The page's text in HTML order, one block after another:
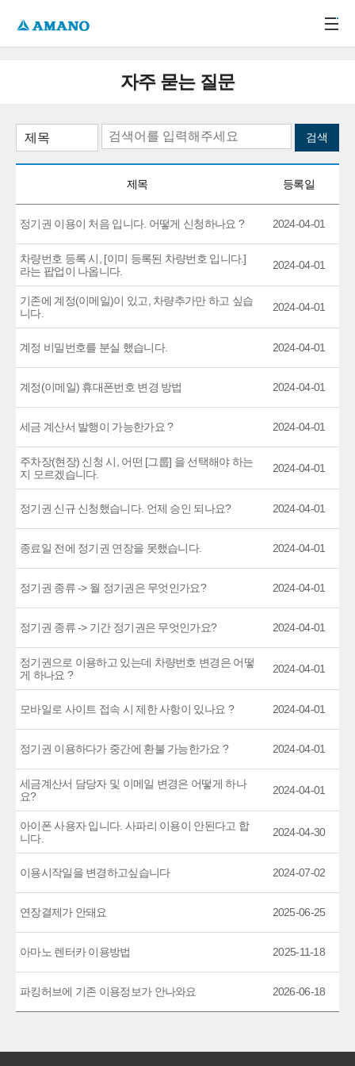
자주 묻는 질문
제목 등록일
정기권 이용이 처음 입니다. 어떻게 신청하나요 ? 2024-04-01
차량번호 등록 시, [이미 등록된 차량번호 입니다.]
라는 팝업이 나옵니다.
2024-04-01
기존에 계정(이메일)이 있고, 차량추가만 하고 싶습
니다.
2024-04-01
계정 비밀번호를 분실 했습니다. 2024-04-01
계정(이메일) 휴대폰번호 변경 방법 2024-04-01
세금 계산서 발행이 가능한가요 ? 2024-04-01
주차장(현장) 신청 시, 어떤 [그룹] 을 선택해야 하는
지 모르겠습니다.
2024-04-01
정기권 신규 신청했습니다. 언제 승인 되나요? 2024-04-01
종료일 전에 정기권 연장을 못했습니다. 2024-04-01
정기권 종류 -> 월 정기권은 무엇인가요? 2024-04-01
정기권 종류 -> 기간 정기권은 무엇인가요? 2024-04-01
정기권으로 이용하고 있는데 차량번호 변경은 어떻
게 하나요 ?
2024-04-01
모바일로 사이트 접속 시 제한 사항이 있나요 ? 2024-04-01
정기권 이용하다가 중간에 환불 가능한가요 ? 2024-04-01
세금계산서 담당자 및 이메일 변경은 어떻게 하나
요?
2024-04-01
아이폰 사용자 입니다. 사파리 이용이 안된다고 합
니다.
2024-04-30
이용시작일을 변경하고싶습니다 2024-07-02
연장결제가 안돼요 2025-06-25
아마노 렌터카 이용방법 2025-11-18
파킹허브에 기존 이용정보가 안나와요 2026-06-18